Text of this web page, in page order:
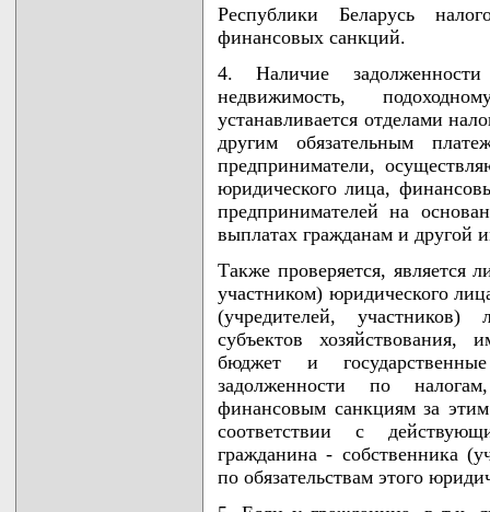
Республики Беларусь
финансовых санкций.
4. Наличие
недвижимость,
устанавливается отделами
другим обязательным
предприниматели,
юридического лица,
предпринимателей на
выплатах гражданам и
Также проверяется, является
участником) юридического
(учредителей,
субъектов
бюджет и
задолженности по
финансовым санкциям за
соответствии с
гражданина - собственника
по обязательствам этого